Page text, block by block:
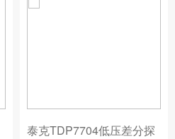
泰克TDP7704低压差分探